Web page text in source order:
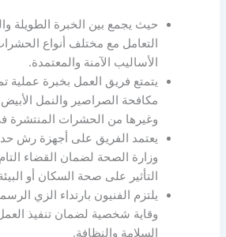
حيث يجمع بين الخبرة الطويلة
التعامل مع مختلف أنواع
الأساليب الآمنة والمعتمدة.
يتمتع فريق العمل بخبرة عملية
مكافحة الصراصير والنمل
وغيرها من الحشرات المنتشرة
يعتمد الفريق على أجهزة رش
وزارة الصحة لضمان القضاء
التأثير على صحة السكان أو
يلتزم الفنيون بارتداء الزي
وقاية شخصية لضمان تنفيذ
السلامة والنظافة.